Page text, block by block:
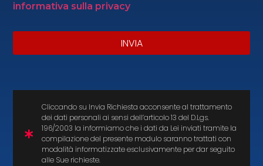
Via Prato, 23 – 51031 Agliana (Pistoia)
Italy
informativa sulla privacy
INVIA
Cliccando su Invia Richiesta acconsente al trattamento
dei dati personali ai sensi dell’articolo 13 del D.Lgs.
196/2003 la informiamo che i dati da Lei inviati tramite la
compilazione del presente modulo saranno trattati con
modalità informatizzate esclusivamente per dar seguito
alle Sue richieste.